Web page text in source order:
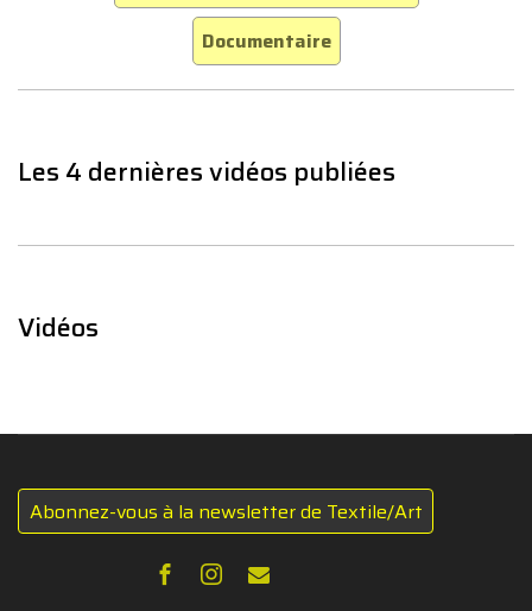
Documentaire
Les 4 dernières vidéos publiées
Vidéos
Abonnez-vous à la newsletter de Textile/Art